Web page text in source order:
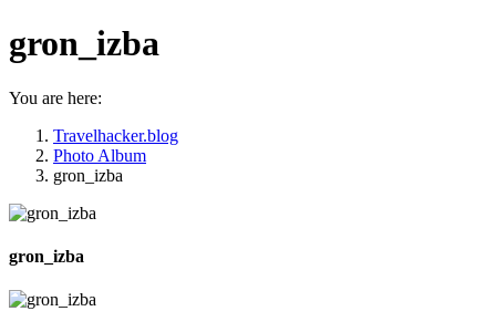
gron_izba
You are here:
Travelhacker.blog
Photo Album
gron_izba
gron_izba